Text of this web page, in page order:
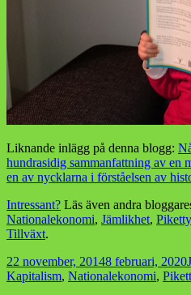
Liknande inlägg på denna blogg:
hundrasidig sammanfattning av en
en av nycklarna i förståelsen av
Intressant? Läs även andra
Nationalekonomi, Jämlikhet, Piketty
Tillväxt.
Postat
22 november, 20148 februari, 2020
Kapitalism, Nationalekonomi,